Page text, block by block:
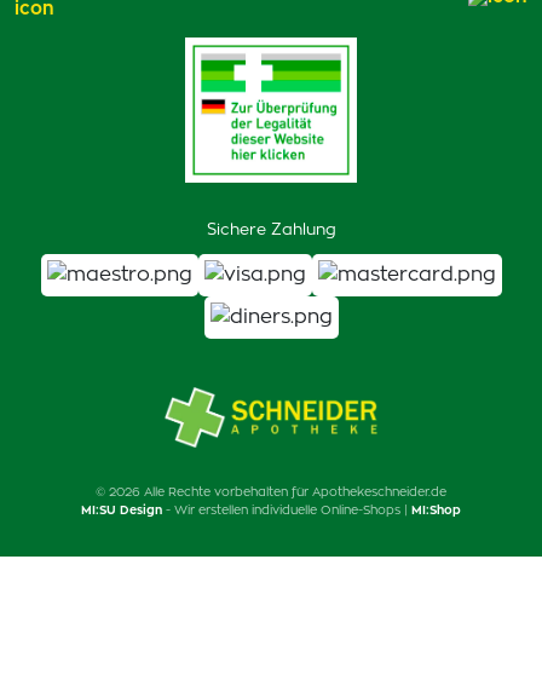
Sichere Zahlung
© 2026 Alle Rechte vorbehalten für Apothekeschneider.de
MI:SU Design - Wir erstellen individuelle Online-Shops | MI:Shop